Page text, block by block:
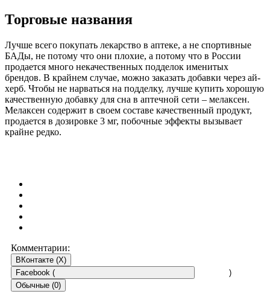
Торговые названия
Лучше всего покупать лекарство в аптеке, а не спортивные
БАДы, не потому что они плохие, а потому что в России
продается много некачественных подделок именитых
брендов. В крайнем случае, можно заказать добавки через ай-
херб. Чтобы не нарваться на подделку, лучше купить хорошую
качественную добавку для сна в аптечной сети – мелаксен.
Мелаксен содержит в своем составе качественный продукт,
продается в дозировке 3 мг, побочные эффекты вызывает
крайне редко.
Комментарии:
ВКонтакте (X)
Facebook (
)
Обычные (0)